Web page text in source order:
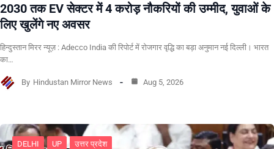
2030 तक EV सेक्टर में 4 करोड़ नौकरियों की उम्मीद, युवाओं के
लिए खुलेंगे नए अवसर
हिन्दुस्तान मिरर न्यूज़ : Adecco India की रिपोर्ट में रोजगार वृद्धि का बड़ा अनुमान नई दिल्ली। भारत
का…
By Hindustan Mirror News Aug 5, 2026
DELHI UP उत्तर प्रदेश